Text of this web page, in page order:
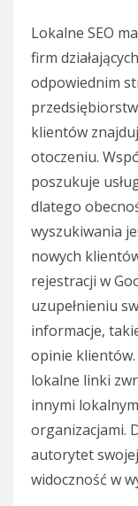
Lokalne SEO
firm
odpowiednim
klientów
otoczeniu.
poszukuje
dlatego
wyszukiwania
nowych
rejestracji w
uzupełnieniu
informacje,
opinie
lokalne linki
innymi
organizacjami.
autorytet
widoczność w